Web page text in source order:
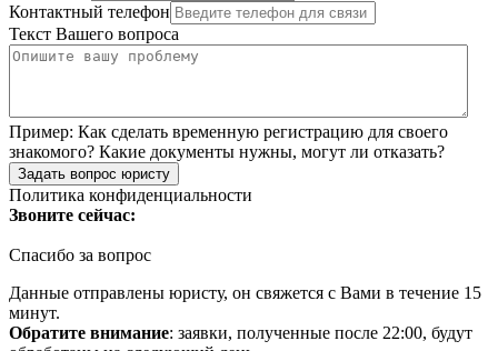
Контактный телефон
Текст Вашего вопроса
Пример: Как сделать временную регистрацию для своего
знакомого? Какие документы нужны, могут ли отказать?
Задать вопрос юристу
Политика конфиденциальности
Звоните сейчас:
Спасибо за вопрос
Данные отправлены юристу, он свяжется с Вами в течение 15
минут.
Обратите внимание: заявки, полученные после 22:00, будут